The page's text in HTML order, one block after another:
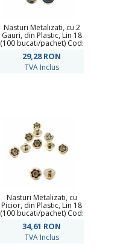
Nasturi Metalizati, cu 2
Gauri, din Plastic, Lin 18
(100 bucati/pachet) Cod:
29,28RON
TVA Inclus
Nasturi Metalizati, cu
Picior, din Plastic, Lin 18
(100 bucati/pachet) Cod:
34,61 RON
TVA Inclus